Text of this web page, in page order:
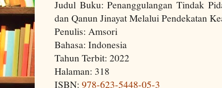
Judul Buku: Penanggulangan Tindak
dan Qanun Jinayat Melalui Pendekatan
Penulis: Amsori
Bahasa: Indonesia
Tahun Terbit: 2022
Halaman: 318
ISBN: 978-623-5448-05-3